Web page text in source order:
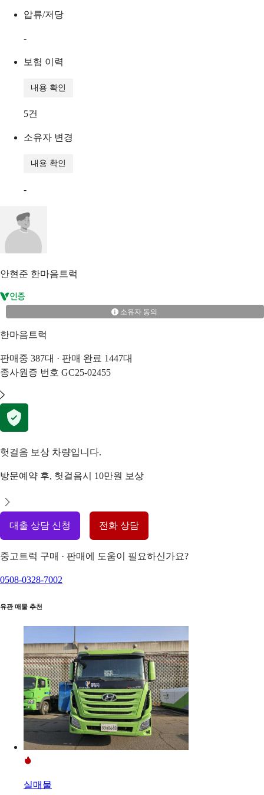
압류/저당
-
보험 이력
내용 확인
5건
소유자 변경
내용 확인
-
안현준 한마음트럭
소유자 동의
한마음트럭
판매중 387대 · 판매 완료 1447대
종사원증 번호 GC25-02455
헛걸음 보상 차량입니다.
방문예약 후, 헛걸음시 10만원 보상
대출 상담 신청 전화 상담
중고트럭 구매 · 판매에 도움이 필요하신가요?
0508-0328-7002
유관 매물 추천
실매물